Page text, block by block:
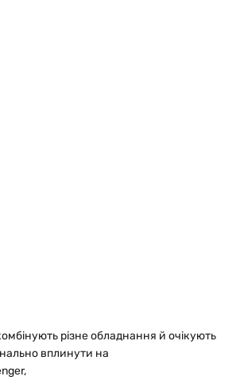
різне обладнання й очікують,
вплинути на